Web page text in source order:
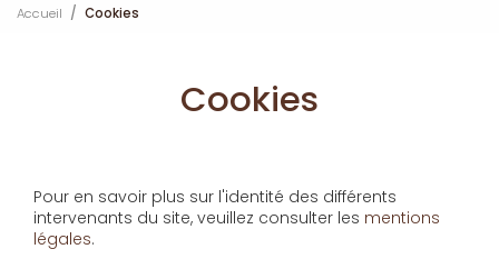
Accueil Cookies
Cookies
Pour en savoir plus sur l'identité des différents
intervenants du site, veuillez consulter les mentions
légales.